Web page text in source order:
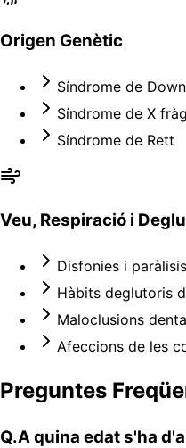
Origen Genètic
Síndrome de Down
Síndrome de X
Síndrome de Rett
Veu, Respiració i
Disfonies i
Hàbits deglutoris
Maloclusions
Afeccions de les
Preguntes
Q.A quina edat s'ha